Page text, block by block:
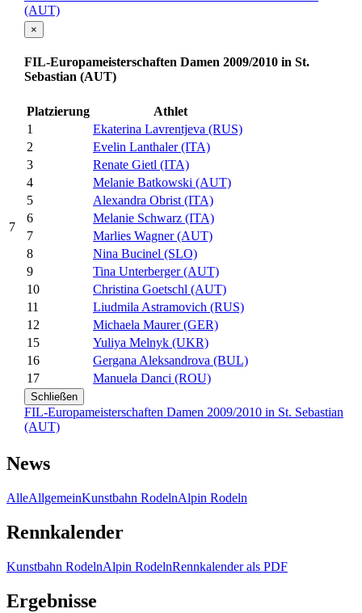
(AUT)
7
×
FIL-Europameisterschaften Damen 2009/2010 in St.
Sebastian (AUT)
Platzierung
Athlet
1
Ekaterina Lavrentjeva (RUS)
2
Evelin Lanthaler (ITA)
3
Renate Gietl (ITA)
4
Melanie Batkowski (AUT)
5
Alexandra Obrist (ITA)
6
Melanie Schwarz (ITA)
7
Marlies Wagner (AUT)
8
Nina Bucinel (SLO)
9
Tina Unterberger (AUT)
10
Christina Goetschl (AUT)
11
Liudmila Astramovich (RUS)
12
Michaela Maurer (GER)
15
Yuliya Melnyk (UKR)
16
Gergana Aleksandrova (BUL)
17
Manuela Danci (ROU)
Schließen
FIL-Europameisterschaften Damen 2009/2010 in St. Sebastian
(AUT)
News
AlleAllgemeinKunstbahn RodelnAlpin Rodeln
Rennkalender
Kunstbahn RodelnAlpin RodelnRennkalender als PDF
Ergebnisse